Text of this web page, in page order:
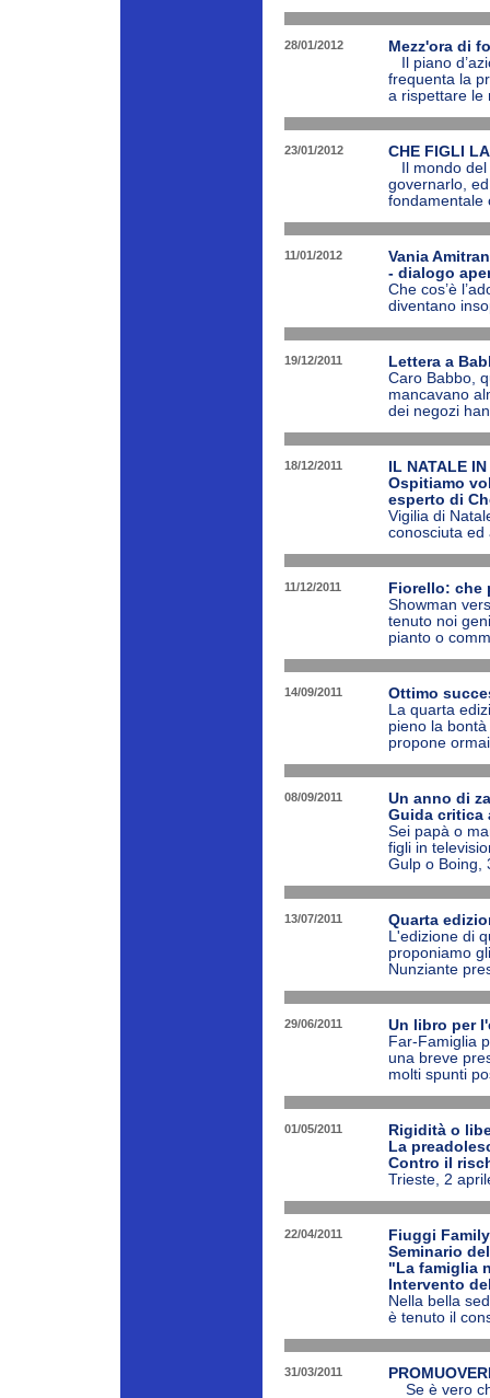
28/01/2012
Mezz'ora di
Il piano
frequenta la
a rispettare
23/01/2012
CHE FIGLI
Il mondo del
governarlo,
fondamentale
11/01/2012
Vania
- dialogo
Che cos’è
diventano
19/12/2011
Lettera a
Caro Babbo,
mancavano
dei negozi
18/12/2011
IL NATALE
Ospitiamo
esperto di
Vigilia di
conosciuta ed
11/12/2011
Fiorello: che
Showman
tenuto noi
pianto o
14/09/2011
Ottimo
La quarta
pieno la
propone
08/09/2011
Un anno di
Guida critica
Sei papà o
figli in
Gulp o Boing,
13/07/2011
Quarta
L'edizione di
proponiamo
Nunziante
29/06/2011
Un libro per
Far-Famiglia
una breve
molti spunti
01/05/2011
Rigidità o
La
Contro il
Trieste, 2
22/04/2011
Fiuggi
Seminario
"La famiglia
Intervento
Nella bella
è tenuto il
31/03/2011
Se è vero